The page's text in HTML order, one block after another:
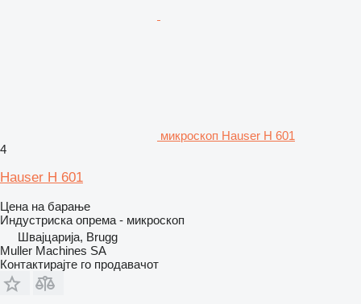
микроскоп Hauser H 601
4
Hauser H 601
Цена на барање
Индустриска опрема - микроскоп
Швајцарија, Brugg
Muller Machines SA
Контактирајте го продавачот